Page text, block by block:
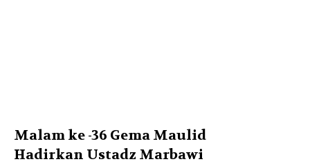
Malam ke -36 Gema Maulid
Hadirkan Ustadz Marbawi